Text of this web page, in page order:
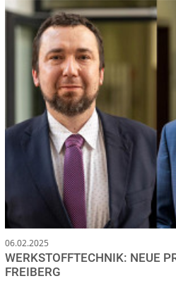
06.02.2025
WERKSTOFFTECHNIK: NEUE
FREIBERG